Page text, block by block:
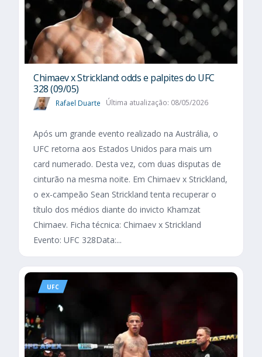
Chimaev x Strickland: odds e palpites do UFC
328 (09/05)
Rafael Duarte Última atualização: 08/05/2026
Após um grande evento realizado na Austrália, o
UFC retorna aos Estados Unidos para mais um
card numerado. Desta vez, com duas disputas de
cinturão na mesma noite. Em Chimaev x Strickland,
o ex-campeão Sean Strickland tenta recuperar o
título dos médios diante do invicto Khamzat
Chimaev. Ficha técnica: Chimaev x Strickland
Evento: UFC 328Data:...
UFC